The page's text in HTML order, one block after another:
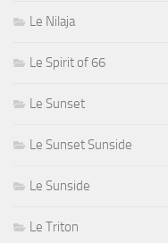
Le Nilaja
Le Spirit of 66
Le Sunset
Le Sunset Sunside
Le Sunside
Le Triton